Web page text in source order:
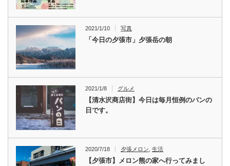
2021/1/10 写真
「今日の夕張市」夕張岳の朝
2021/1/8 グルメ
【清水沢商店街】今日は毎月恒例のパンの
日です。
2020/7/18 夕張メロン ,生活
【夕張市】メロン熊の家へ行ってみまし